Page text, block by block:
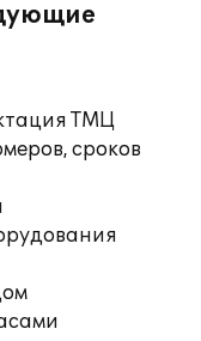
ТМЦ
сроков